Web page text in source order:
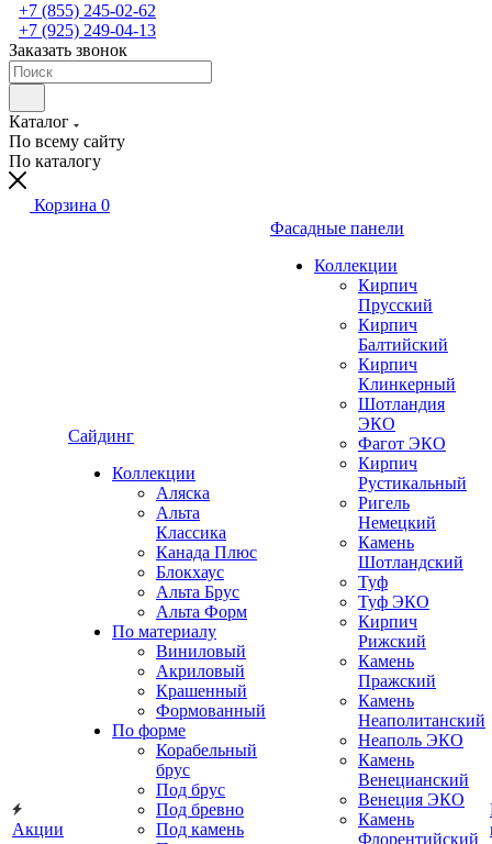
+7 (855) 245-02-62
+7 (925) 249-04-13
Заказать звонок
Каталог
По всему сайту
По каталогу
Корзина 0
Акции
Сайдинг
Коллекции
Аляска
Альта
Классика
Канада Плюс
Блокхаус
Альта Брус
Альта Форм
По материалу
Виниловый
Акриловый
Крашенный
Формованный
По форме
Корабельный
брус
Под брус
Под бревно
Под камень
Фасадные панели
Коллекции
Кирпич
Прусский
Кирпич
Балтийский
Кирпич
Клинкерный
Шотландия
ЭКО
Фагот ЭКО
Кирпич
Рустикальный
Ригель
Немецкий
Камень
Шотландский
Туф
Туф ЭКО
Кирпич
Рижский
Камень
Пражский
Камень
Неаполитанский
Неаполь ЭКО
Камень
Венецианский
Венеция ЭКО
Камень
Флорентийский